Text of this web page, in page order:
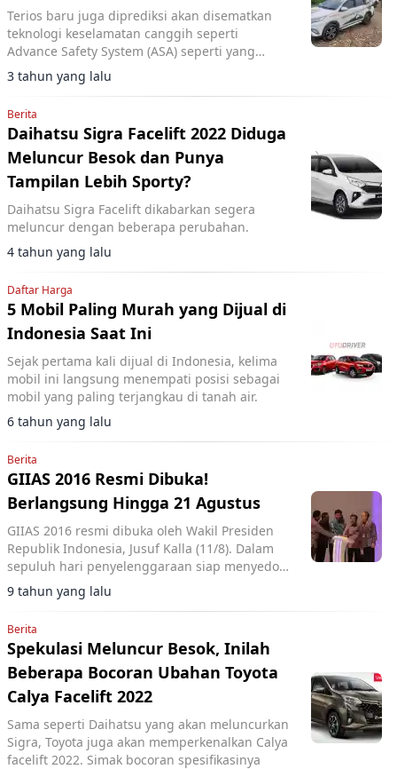
Terios baru juga diprediksi akan disematkan
teknologi keselamatan canggih seperti
Advance Safety System (ASA) seperti yang
sudah disematkan pada kembarannya yakni
Perodua Aruz di Malaysia.
3 tahun yang lalu
Berita
Daihatsu Sigra Facelift 2022 Diduga
Meluncur Besok dan Punya
Tampilan Lebih Sporty?
Daihatsu Sigra Facelift dikabarkan segera
meluncur dengan beberapa perubahan.
4 tahun yang lalu
Daftar Harga
5 Mobil Paling Murah yang Dijual di
Indonesia Saat Ini
Sejak pertama kali dijual di Indonesia, kelima
mobil ini langsung menempati posisi sebagai
mobil yang paling terjangkau di tanah air.
6 tahun yang lalu
Berita
GIIAS 2016 Resmi Dibuka!
Berlangsung Hingga 21 Agustus
GIIAS 2016 resmi dibuka oleh Wakil Presiden
Republik Indonesia, Jusuf Kalla (11/8). Dalam
sepuluh hari penyelenggaraan siap menyedot
perhatian khalayak nasional dan internasional.
9 tahun yang lalu
Berita
Spekulasi Meluncur Besok, Inilah
Beberapa Bocoran Ubahan Toyota
Calya Facelift 2022
Sama seperti Daihatsu yang akan meluncurkan
Sigra, Toyota juga akan memperkenalkan Calya
facelift 2022. Simak bocoran spesifikasinya